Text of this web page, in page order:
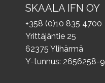
SKAALA IFN OY
+358 (0)10 835 4700
Yrittäjäntie 25
62375 Ylihärmä
Y-tunnus: 2656258-9